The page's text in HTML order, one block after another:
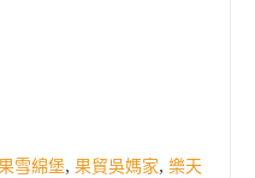
雪綿堡, 果貿吳媽家, 樂天